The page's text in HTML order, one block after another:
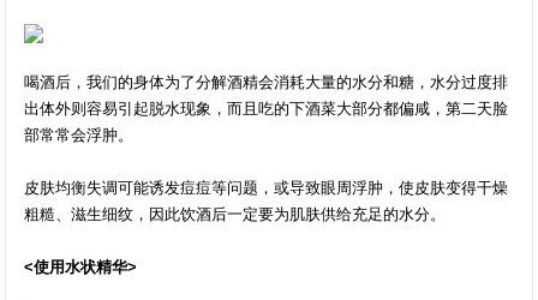
喝酒后，我们的身体为了分解酒精会消耗大量的水分和糖，水分过度排
出体外则容易引起脱水现象，而且吃的下酒菜大部分都偏咸，第二天脸
部常常会浮肿。
皮肤均衡失调可能诱发痘痘等问题，或导致眼周浮肿，使皮肤变得干燥
粗糙、滋生细纹，因此饮酒后一定要为肌肤供给充足的水分。
<使用水状精华>